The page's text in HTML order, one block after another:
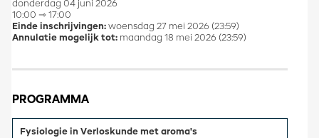
donderdag 04 juni 2026
10:00 ⇾ 17:00
Einde inschrijvingen: woensdag 27 mei 2026 (23:59)
Annulatie mogelijk tot: maandag 18 mei 2026 (23:59)
PROGRAMMA
Fysiologie in Verloskunde met aroma's